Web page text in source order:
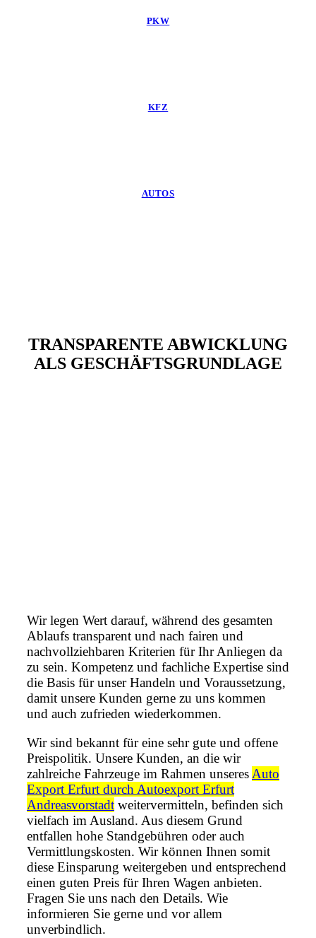
PKW
KFZ
AUTOS
TRANSPARENTE ABWICKLUNG
ALS GESCHÄFTSGRUNDLAGE
Wir legen Wert darauf, während des gesamten
Ablaufs transparent und nach fairen und
nachvollziehbaren Kriterien für Ihr Anliegen da
zu sein. Kompetenz und fachliche Expertise sind
die Basis für unser Handeln und Voraussetzung,
damit unsere Kunden gerne zu uns kommen
und auch zufrieden wiederkommen.
Wir sind bekannt für eine sehr gute und offene
Preispolitik. Unsere Kunden, an die wir
zahlreiche Fahrzeuge im Rahmen unseres Auto
Export Erfurt durch Autoexport Erfurt
Andreasvorstadt weitervermitteln, befinden sich
vielfach im Ausland. Aus diesem Grund
entfallen hohe Standgebühren oder auch
Vermittlungskosten. Wir können Ihnen somit
diese Einsparung weitergeben und entsprechend
einen guten Preis für Ihren Wagen anbieten.
Fragen Sie uns nach den Details. Wie
informieren Sie gerne und vor allem
unverbindlich.